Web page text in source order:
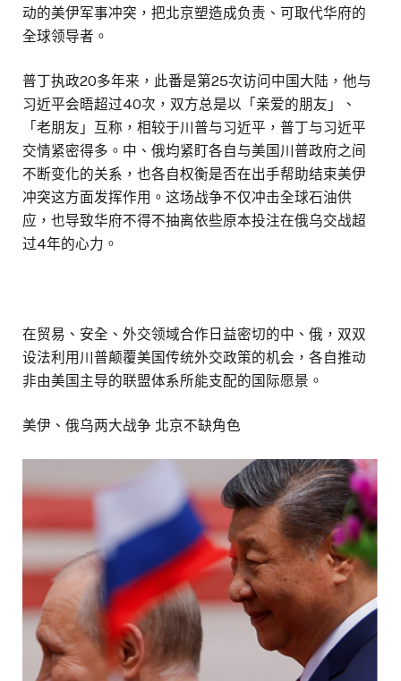
动的美伊军事冲突，把北京塑造成负责、可取代华府的
全球领导者。
普丁执政20多年来，此番是第25次访问中国大陆，他与
习近平会晤超过40次，双方总是以「亲爱的朋友」、
「老朋友」互称，相较于川普与习近平，普丁与习近平
交情紧密得多。中、俄均紧盯各自与美国川普政府之间
不断变化的关系，也各自权衡是否在出手帮助结束美伊
冲突这方面发挥作用。这场战争不仅冲击全球石油供
应，也导致华府不得不抽离依些原本投注在俄乌交战超
过4年的心力。
在贸易、安全、外交领域合作日益密切的中、俄，双双
设法利用川普颠覆美国传统外交政策的机会，各自推动
非由美国主导的联盟体系所能支配的国际愿景。
美伊、俄乌两大战争 北京不缺角色